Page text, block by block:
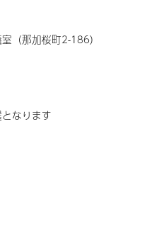
（那加桜町2-186）
となります